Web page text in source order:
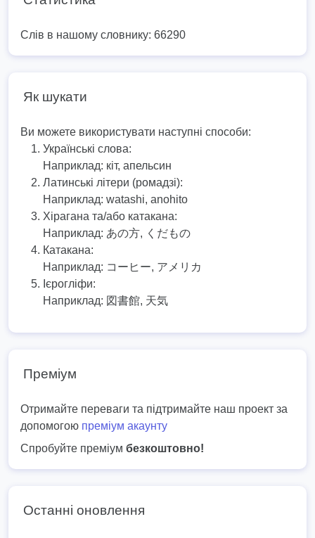
Слів в нашому словнику: 66290
Як шукати
Ви можете використувати наступні способи:
Українські слова:
Наприклад: кіт, апельсин
Латинські літери (ромадзі):
Наприклад: watashi, anohito
Хірагана та/або катакана:
Наприклад: あの方, くだもの
Катакана:
Наприклад: コーヒー, アメリカ
Ієрогліфи:
Наприклад: 図書館, 天気
Преміум
Отримайте переваги та підтримайте наш проект за
допомогою преміум акаунту
Спробуйте преміум безкоштовно!
Останні оновлення